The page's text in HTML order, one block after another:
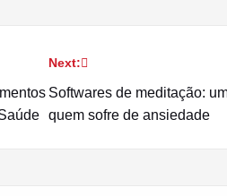
Next:
Softwares de meditação:
quem sofre de ansiedade